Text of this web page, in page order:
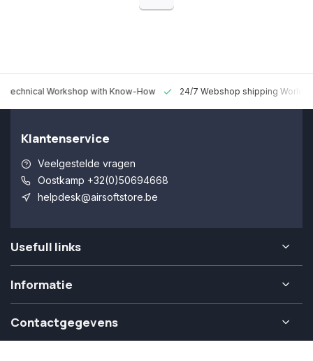
Technical Workshop with Know-How 24/7 Webshop shipping
Klantenservice
Veelgestelde vragen
Oostkamp +32(0)50694668
helpdesk@airsoftstore.be
Usefull links
Informatie
Contactgegevens